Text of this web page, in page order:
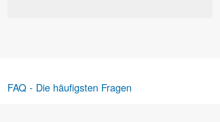
FAQ - Die häufigsten Fragen